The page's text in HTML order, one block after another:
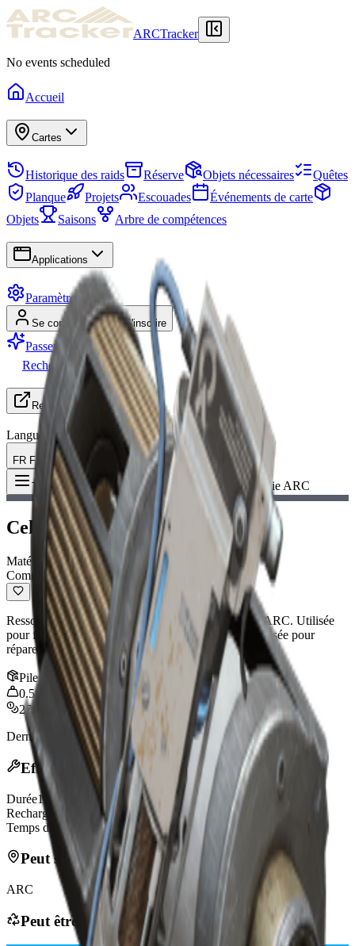
ARCTracker
No events scheduled
Accueil
Cartes
Historique des raids Réserve Objets nécessaires
Quêtes
Planque
Projets Escouades
Événements de carte
Objets
Saisons Arbre de compétences
Applications
Paramètres
Se connecter S'inscrire
Passer Premium
Recherche de groupe
Ressources
Langue
FR Français
Toggle Menu Objet Cellule d'Énergie ARC
Cellule d'Énergie ARC
Matériau de surface
Commun
Ressource précieuse qui tombe de tous les ennemis ARC. Utilisée
pour fabriquer : Rechargeur de bouclier Peut être utilisée pour
réparer les boucliers.
Pile:
0.5kg
270
Dernière mise à jour
Mar 17, 2026
Effets
Durée10s
Recharge2/s
Temps d'utilisation3s
Peut se trouver dans
ARC
Peut être obtenu via